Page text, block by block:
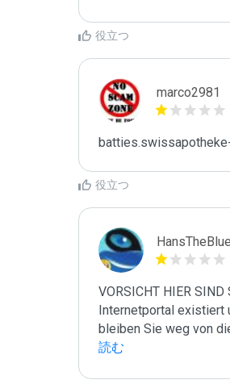
役立つ
marco2981
役立つ
VORSICHT HIER
Internetportal existiert
bleiben Sie weg von
読む